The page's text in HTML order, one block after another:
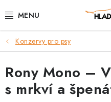
na
POTŘEBY PRO PSY
TAMI PŘEPRAVNÍ BOXY
SPORT SE PSEM
Konzervy pro psy
Rony Mono –
s mrkví a